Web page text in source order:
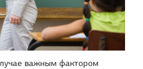
важным фактором